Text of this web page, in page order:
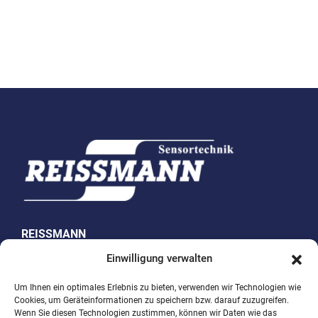
Einwilligung verwalten
Um Ihnen ein optimales Erlebnis zu bieten, verwenden wir Technologien wie
Cookies, um Geräteinformationen zu speichern bzw. darauf zuzugreifen.
Wenn Sie diesen Technologien zustimmen, können wir Daten wie das
REISSMANN
Sensortechnik GmbH
Westring 10
74538 Rosengarten-Uttenhofen